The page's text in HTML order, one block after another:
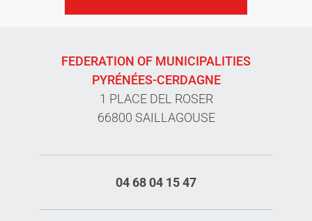
FEDERATION OF MUNICIPALITIES
PYRÉNÉES-CERDAGNE
1 PLACE DEL ROSER
66800 SAILLAGOUSE
04 68 04 15 47